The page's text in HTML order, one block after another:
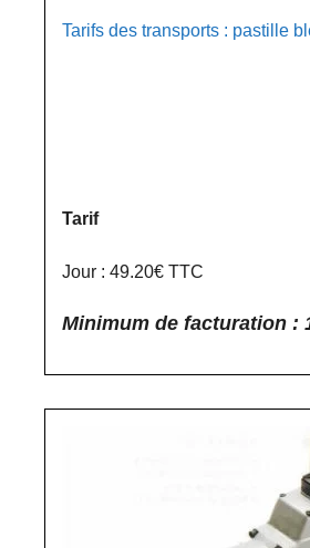
Tarifs des transports : pastille
Tarif
Jour : 49.20€ TTC
Minimum de facturation :